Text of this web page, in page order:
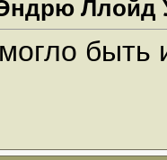
Ллойд
быть